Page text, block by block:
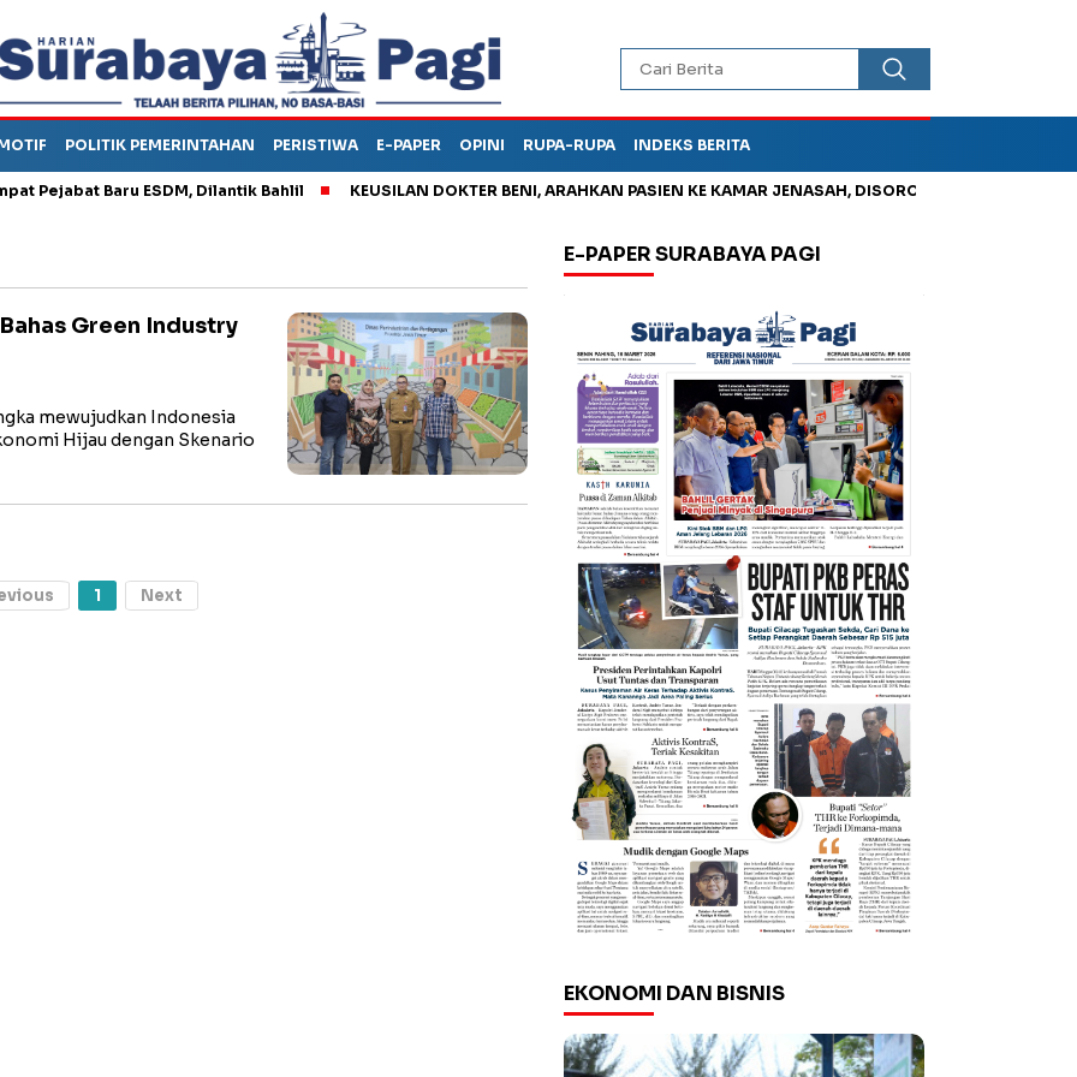
POLITIK PEMERINTAHAN PERISTIWA E-PAPER OPINI RUPA-RUPA INDEKS BERITA
Baru ESDM, Dilantik Bahlil KEUSILAN DOKTER BENI, ARAHKAN PASIEN KE KAMAR JENASAH, DISOROT
Green Industry
mewujudkan Indonesia
Hijau dengan Skenario
1 Next
E-PAPER SURABAYA PAGI
EKONOMI DAN BISNIS